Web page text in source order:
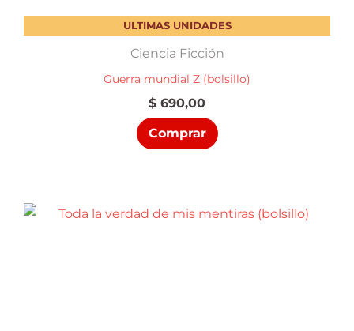
ULTIMAS UNIDADES
Ciencia Ficción
Guerra mundial Z (bolsillo)
$ 690,00
Comprar